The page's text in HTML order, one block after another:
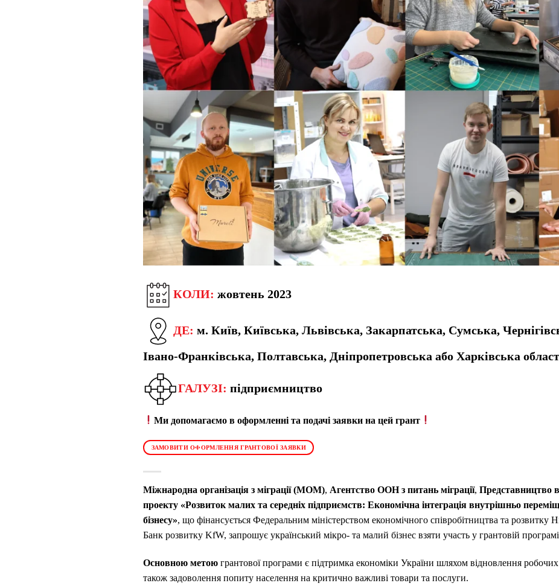
КОЛИ: жовтень 2023
ДЕ: м. Київ, Київська, Львівська, Закарпатська, Сумська,
Івано-Франківська, Полтавська, Дніпропетровська або Харківська
ГАЛУЗІ: підприємництво
Ми допомагаємо в оформленні та подачі заявки на цей грант
ЗАМОВИТИ ОФОРМЛЕННЯ ГРАНТОВОЇ ЗАЯВКИ
Міжнародна організація з міграції (МОМ), Агентство ООН з питань міграції, Представництво
проекту «Розвиток малих та середніх підприємств: Економічна інтеграція внутрішньо
бізнесу», що фінансується Федеральним міністерством економічного співробітництва та розвитку
Банк розвитку KfW, запрошує український мікро- та малий бізнес взяти участь у грантовій
Основною метою грантової програми є підтримка економіки України шляхом відновлення
також задоволення попиту населення на критично важливі товари та послуги.